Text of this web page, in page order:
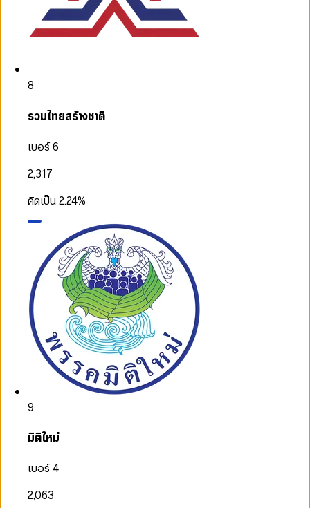
8
รวมไทยสร้างชาติ
เบอร์ 6
2,317
คิดเป็น2.24%
9
มิติใหม่
เบอร์ 4
2,063